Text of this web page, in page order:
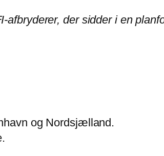
afbryderer, der sidder i en
og Nordsjælland.